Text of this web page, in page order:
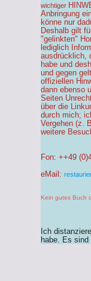
wichtiger
Anbringung
könne nur
Deshalb gilt
"gelinkten"
lediglich
ausdrücklich,
habe und
und gegen
offiziellen
dann ebenso
Seiten
über die
durch mich;
Vergehen (z.
weitere
Fon: ++49
eMail:
Kein gutes Buch
Ich
habe. Es